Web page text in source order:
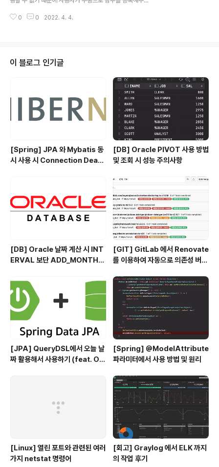
도 적용이 되는데, 먼저 DB 설정에서 Adapter 를 설정해
ateJpaVendorAdapter adapter = new Hibernate
JpaVendorAdapter(); adapter.setDatabasePlatf
orm("kr.pe.karsei.configs.DbDialect"); // Dialect
0 0 2022. 4. 4.
이 블로그 인기글
[Spring] JPA 와 Mybatis 동
시 사용 시 Connection Deadl
[DB] Oracle PIVOT 사용 방법
및 조회 시 성능 주의사항
[DB] Oracle 날짜 계산 시 INT
ERVAL 보단 ADD_MONTHS
[GIT] GitLab 에서 Renovate
를 이용하여 자동으로 의존성 버전
[JPA] QueryDSL에서 오늘 날
짜 활용해서 사용하기 (feat. Or
[Spring] @ModelAttribute
파라미터에서 사용 방법 및 원리
[Linux] 열린 포트와 관련된 여러
가지 netstat 명령어
[회고] Graylog 에서 ELK 까지
의 작업 후기